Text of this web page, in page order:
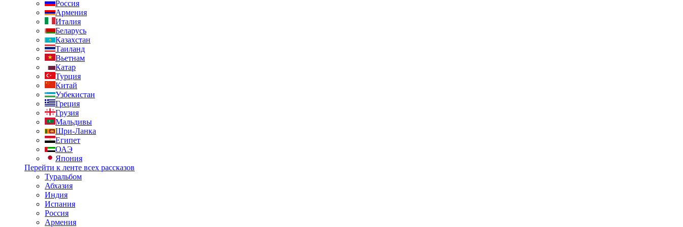
Россия
Армения
Италия
Беларусь
Казахстан
Таиланд
Вьетнам
Катар
Турция
Китай
Узбекистан
Греция
Грузия
Мальдивы
Шри-Ланка
Египет
ОАЭ
Япония
Перейти к ленте всех рассказов
Туральбом
Абхазия
Индия
Испания
Россия
Армения